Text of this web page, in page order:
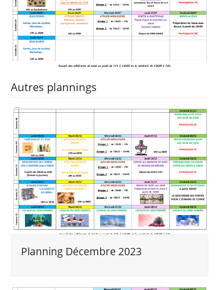
Autres plannings
Planning Décembre 2023